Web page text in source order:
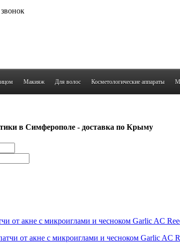
звонок
Макияж Для волос Косметологические аппараты
в Симферополе - доставка по Крыму
от акне с микроиглами и чесноком Garlic AC